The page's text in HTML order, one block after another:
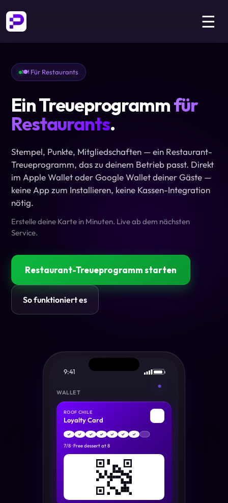
☰
🍽️ Für Restaurants
Ein Treueprogrammfür
Restaurants.
Stempel, Punkte, Mitgliedschaften — ein Restaurant-
Treueprogramm, das zu deinem Betrieb passt. Direkt
im Apple Wallet oder Google Wallet deiner Gäste —
keine App zum Installieren, keine Kassen-Integration
nötig.
Erstelle deine Karte in Minuten. Live ab dem nächsten
Service.
Restaurant-Treueprogramm starten
So funktioniert es
9:41
WALLET
ROOF CHILE
Loyalty Card
✓ ✓ ✓ ✓ ✓ ✓ ✓
7/8·Free dessert at 8